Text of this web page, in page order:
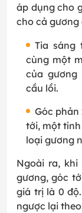
áp dụng cho
cho cả gương
Tia sáng
cùng một
của gương
cầu lồi.
Góc
tới, một
loại gương
Ngoài ra,
gương, góc
giá trị là 0
ngược lại